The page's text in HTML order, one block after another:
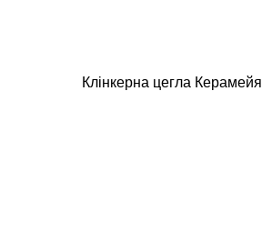
Клінкерна цегла Керамейя